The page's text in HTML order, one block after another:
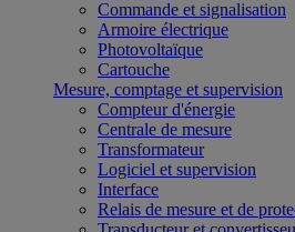
Commande et signalisation
Armoire électrique
Photovoltaïque
Cartouche
Mesure, comptage et supervision
Compteur d'énergie
Centrale de mesure
Transformateur
Logiciel et supervision
Interface
Relais de mesure et de